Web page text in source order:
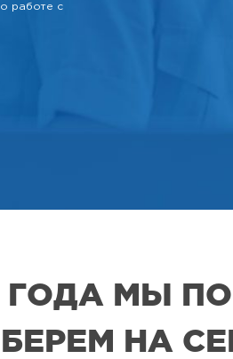
работе с
ГОДА МЫ
НА